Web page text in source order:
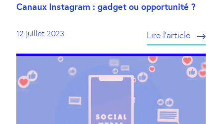
Canaux Instagram : gadget ou opportunité ?
12 juillet 2023 Lire l’article